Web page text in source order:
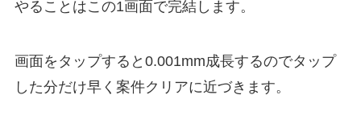
やることはこの1画面で完結します。
画面をタップすると0.001mm成長するのでタップ
した分だけ早く案件クリアに近づきます。